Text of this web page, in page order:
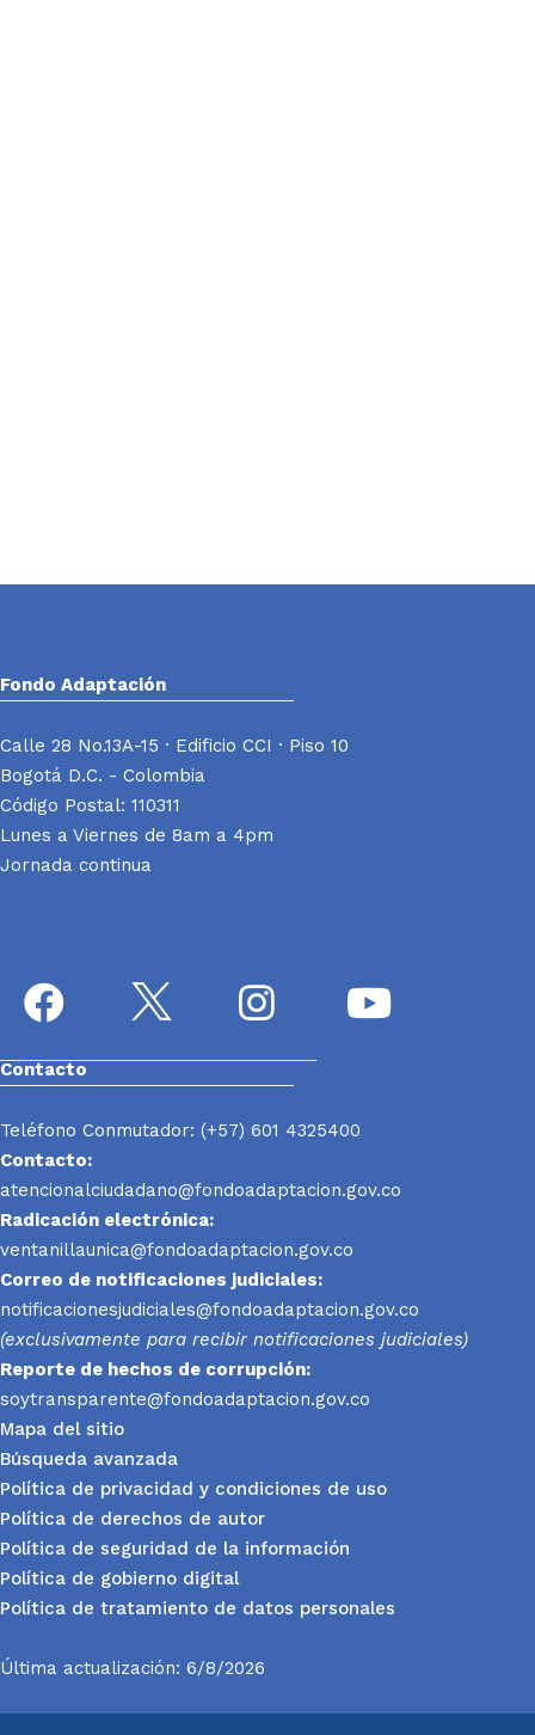
Fondo Adaptación
Calle 28 No.13A-15 · Edificio CCI · Piso 10
Bogotá D.C. - Colombia
Código Postal: 110311
Lunes a Viernes de 8am a 4pm
Jornada continua
Contacto
Teléfono Conmutador: (+57) 601 4325400
Contacto:
atencionalciudadano@fondoadaptacion.gov.co
Radicación electrónica:
ventanillaunica@fondoadaptacion.gov.co
Correo de notificaciones judiciales:
notificacionesjudiciales@fondoadaptacion.gov.co
(exclusivamente para recibir notificaciones judiciales)
Reporte de hechos de corrupción:
soytransparente@fondoadaptacion.gov.co
Mapa del sitio
Búsqueda avanzada
Política de privacidad y condiciones de uso
Política de derechos de autor
Política de seguridad de la información
Política de gobierno digital
Política de tratamiento de datos personales
Última actualización: 6/8/2026